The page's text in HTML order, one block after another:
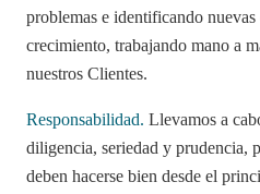
problemas e identificando
crecimiento, trabajando mano a
nuestros Clientes.
Responsabilidad. Llevamos a
diligencia, seriedad y prudencia,
deben hacerse bien desde el